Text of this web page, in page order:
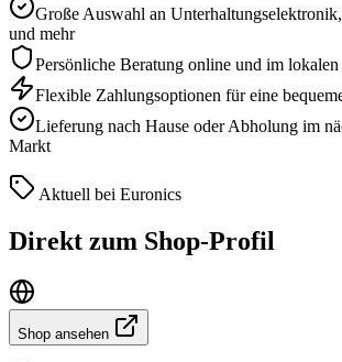
Große Auswahl an
und mehr
Persönliche Beratung online und im
Flexible Zahlungsoptionen für eine
Lieferung nach Hause oder Abholung im
Markt
Aktuell bei Euronics
Direkt zum Shop-Profil
Shop ansehen